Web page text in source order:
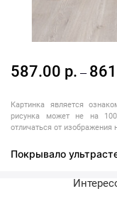
587.00 р. —
Картинка является
рисунка может не на
отличаться от изображения
Покрывало